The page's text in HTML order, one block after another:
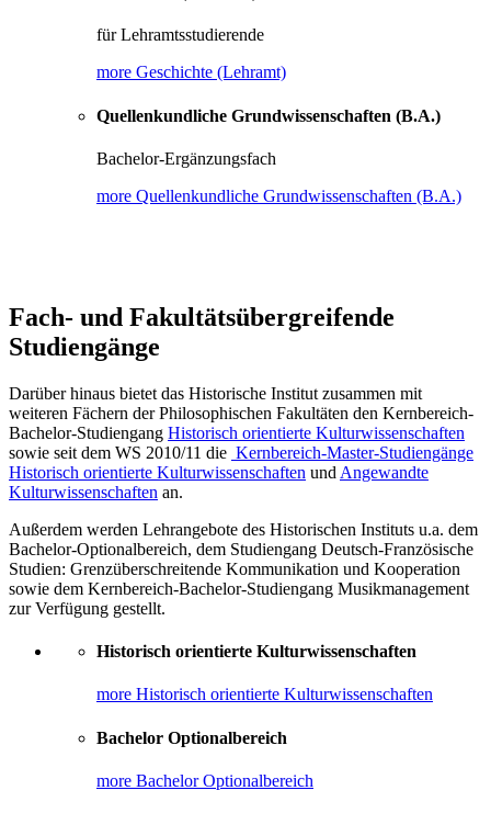
für Lehramtsstudierende
more Geschichte (Lehramt)
Quellenkundliche Grundwissenschaften (B.A.)
Bachelor-Ergänzungsfach
more Quellenkundliche Grundwissenschaften (B.A.)
Fach- und Fakultätsübergreifende
Studiengänge
Darüber hinaus bietet das Historische Institut zusammen mit
weiteren Fächern der Philosophischen Fakultäten den Kernbereich-
Bachelor-Studiengang Historisch orientierte Kulturwissenschaften
sowie seit dem WS 2010/11 die Kernbereich-Master-Studiengänge
Historisch orientierte Kulturwissenschaften und Angewandte
Kulturwissenschaften an.
Außerdem werden Lehrangebote des Historischen Instituts u.a. dem
Bachelor-Optionalbereich, dem Studiengang Deutsch-Französische
Studien: Grenzüberschreitende Kommunikation und Kooperation
sowie dem Kernbereich-Bachelor-Studiengang Musikmanagement
zur Verfügung gestellt.
Historisch orientierte Kulturwissenschaften
more Historisch orientierte Kulturwissenschaften
Bachelor Optionalbereich
more Bachelor Optionalbereich